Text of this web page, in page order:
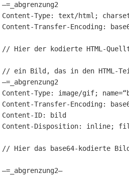
–=_abgrenzung2
Content-Type: text/html;
Content-Transfer-Encoding:
// Hier der kodierte HTML-
// ein Bild, das in den HTML-
–=_abgrenzung2
Content-Type: image/gif;
Content-Transfer-Encoding:
Content-ID: bild
Content-Disposition: inline;
// Hier das base64-kodierte
–=_abgrenzung2–